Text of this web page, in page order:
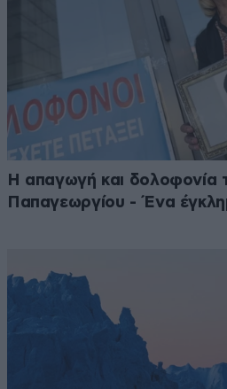
Η απαγωγή και δολοφονία
Παπαγεωργίου - Ένα